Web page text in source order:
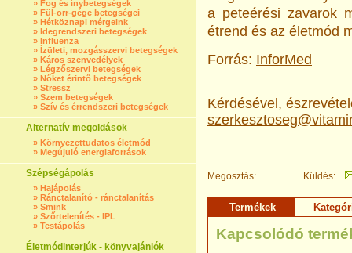
» Fog és ínybetegségek
» Fül-orr-gége betegségei
» Hétköznapi mérgeink
» Idegrendszeri betegségek
» Influenza
» Ízületi, mozgásszervi betegségek
» Káros szenvedélyek
» Légzőszervi betegségek
» Nőket érintő betegségek
» Stressz
» Szem betegségek
» Szív és érrendszeri betegségek
Alternatív megoldások
» Környezettudatos életmód
» Megújuló energiaforrások
Szépségápolás
» Hajápolás
» Ránctalanító - ránctalanítás
» Smink
» Szőrtelenítés - IPL
» Testápolás
Életmódinterjúk - könyvajánlók
a peteérési zavarok
étrend és az életmód
Forrás: InforMed
Kérdésével,
Megosztás: Küldés:
Termékek
Kapcsolódó